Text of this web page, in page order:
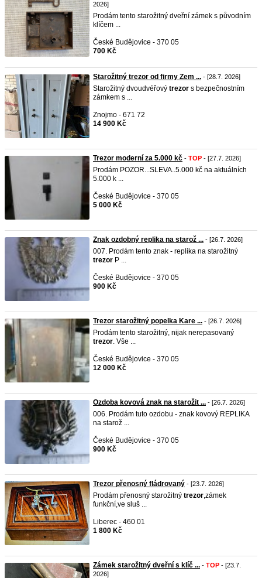
2026]
Prodám tento starožitný dveřní zámek s původním
klíčem ...
České Budějovice - 370 05
700 Kč
Starožitný trezor od firmy Zem ... - [28.7. 2026]
Starožitný dvoudvéřový trezor s bezpečnostním
zámkem s ...
Znojmo - 671 72
14 900 Kč
Trezor moderní za 5.000 kč - TOP - [27.7. 2026]
Prodám POZOR...SLEVA..5.000 kč na aktuálních
5.000 k ...
České Budějovice - 370 05
5 000 Kč
Znak ozdobný replika na starož ... - [26.7. 2026]
007. Prodám tento znak - replika na starožitný
trezor P ...
České Budějovice - 370 05
900 Kč
Trezor starožitný popelka Kare ... - [26.7. 2026]
Prodám tento starožitný, nijak nerepasovaný
trezor. Vše ...
České Budějovice - 370 05
12 000 Kč
Ozdoba kovová znak na starožit ... - [26.7. 2026]
006. Prodám tuto ozdobu - znak kovový REPLIKA
na starož ...
České Budějovice - 370 05
900 Kč
Trezor přenosný fládrovaný - [23.7. 2026]
Prodám přenosný starožitný trezor,zámek
funkční,ve sluš ...
Liberec - 460 01
1 800 Kč
Zámek starožitný dveřní s klíč ... - TOP - [23.7.
2026]